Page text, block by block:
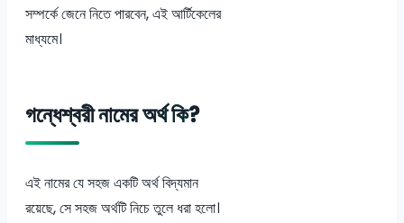
সম্পর্কে জেনে নিতে পারবেন, এই আর্টিকেলের
মাধ্যমে।
গন্ধেশ্বরী নামের অর্থ কি?
এই নামের যে সহজ একটি অর্থ বিদ্যমান
রয়েছে, সে সহজ অর্থটি নিচে তুলে ধরা হলো।